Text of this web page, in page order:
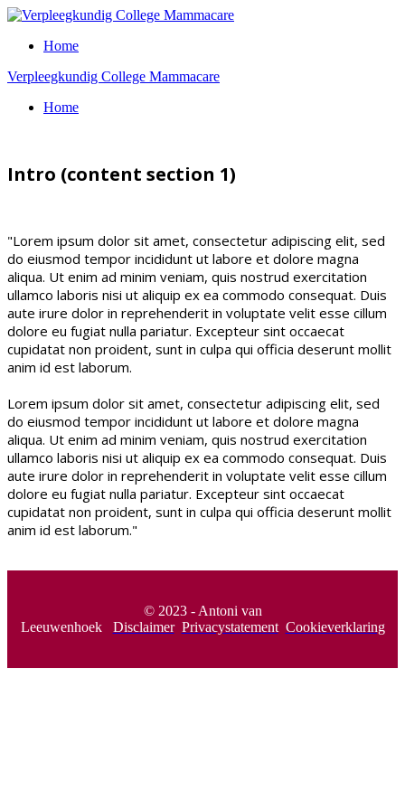
Home
Verpleegkundig College Mammacare
Home
Intro (content section 1)
"Lorem ipsum dolor sit amet, consectetur adipiscing elit, sed
do eiusmod tempor incididunt ut labore et dolore magna
aliqua. Ut enim ad minim veniam, quis nostrud exercitation
ullamco laboris nisi ut aliquip ex ea commodo consequat. Duis
aute irure dolor in reprehenderit in voluptate velit esse cillum
dolore eu fugiat nulla pariatur. Excepteur sint occaecat
cupidatat non proident, sunt in culpa qui officia deserunt mollit
anim id est laborum.
Lorem ipsum dolor sit amet, consectetur adipiscing elit, sed
do eiusmod tempor incididunt ut labore et dolore magna
aliqua. Ut enim ad minim veniam, quis nostrud exercitation
ullamco laboris nisi ut aliquip ex ea commodo consequat. Duis
aute irure dolor in reprehenderit in voluptate velit esse cillum
dolore eu fugiat nulla pariatur. Excepteur sint occaecat
cupidatat non proident, sunt in culpa qui officia deserunt mollit
anim id est laborum."
© 2023 - Antoni van
Leeuwenhoek Disclaimer Privacystatement Cookieverklaring